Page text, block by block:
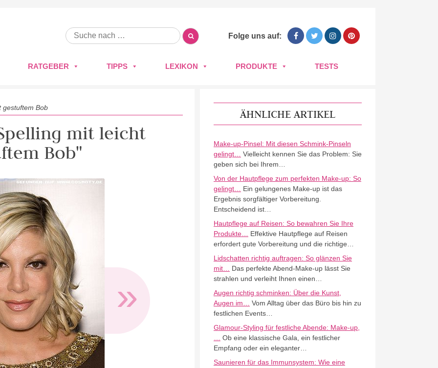
Folge uns auf:
RATGEBER TIPPS LEXIKON PRODUKTE TESTS
gestuftem Bob
mit leicht
Bob"
»
ÄHNLICHE ARTIKEL
Make-up-Pinsel: Mit diesen Schmink-Pinseln
gelingt…
Vielleicht kennen Sie das Problem: Sie
geben sich bei Ihrem…
Von der Hautpflege zum perfekten Make-up: So
gelingt…
Ein gelungenes Make-up ist das
Ergebnis sorgfältiger Vorbereitung.
Entscheidend ist…
Hautpflege auf Reisen: So bewahren Sie Ihre
Produkte…
Effektive Hautpflege auf Reisen
erfordert gute Vorbereitung und die richtige…
Lidschatten richtig auftragen: So glänzen Sie
mit…
Das perfekte Abend-Make-up lässt Sie
strahlen und verleiht Ihnen einen…
Augen richtig schminken: Über die Kunst,
Augen im…
Vom Alltag über das Büro bis hin zu
festlichen Events…
Glamour-Styling für festliche Abende: Make-up,
Ob eine klassische Gala, ein festlicher
Empfang oder ein eleganter…
Saunieren für das Immunsystem: Wie eine